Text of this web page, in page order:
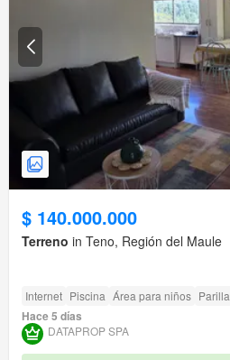
$ 140.000.000
Terreno in Teno, Región del Maule
Internet Piscina Área para niños Parilla
Hace 5 días
DATAPROP SPA